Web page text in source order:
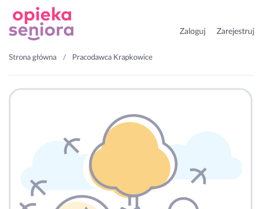
Zaloguj Zarejestruj
Strona główna Pracodawca Krapkowice